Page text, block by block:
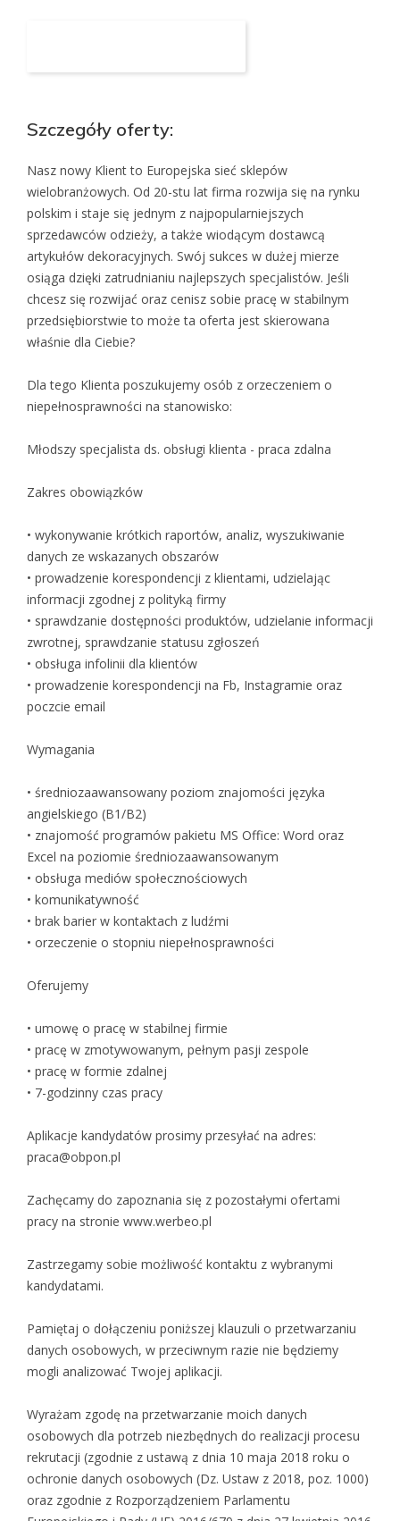
Szczegóły oferty:
Nasz nowy Klient to Europejska sieć sklepów
wielobranżowych. Od 20-stu lat firma rozwija się na rynku
polskim i staje się jednym z najpopularniejszych
sprzedawców odzieży, a także wiodącym dostawcą
artykułów dekoracyjnych. Swój sukces w dużej mierze
osiąga dzięki zatrudnianiu najlepszych specjalistów. Jeśli
chcesz się rozwijać oraz cenisz sobie pracę w stabilnym
przedsiębiorstwie to może ta oferta jest skierowana
właśnie dla Ciebie?
Dla tego Klienta poszukujemy osób z orzeczeniem o
niepełnosprawności na stanowisko:
Młodszy specjalista ds. obsługi klienta - praca zdalna
Zakres obowiązków
• wykonywanie krótkich raportów, analiz, wyszukiwanie
danych ze wskazanych obszarów
• prowadzenie korespondencji z klientami, udzielając
informacji zgodnej z polityką firmy
• sprawdzanie dostępności produktów, udzielanie informacji
zwrotnej, sprawdzanie statusu zgłoszeń
• obsługa infolinii dla klientów
• prowadzenie korespondencji na Fb, Instagramie oraz
poczcie email
Wymagania
• średniozaawansowany poziom znajomości języka
angielskiego (B1/B2)
• znajomość programów pakietu MS Office: Word oraz
Excel na poziomie średniozaawansowanym
• obsługa mediów społecznościowych
• komunikatywność
• brak barier w kontaktach z ludźmi
• orzeczenie o stopniu niepełnosprawności
Oferujemy
• umowę o pracę w stabilnej firmie
• pracę w zmotywowanym, pełnym pasji zespole
• pracę w formie zdalnej
• 7-godzinny czas pracy
Aplikacje kandydatów prosimy przesyłać na adres:
praca@obpon.pl
Zachęcamy do zapoznania się z pozostałymi ofertami
pracy na stronie www.werbeo.pl
Zastrzegamy sobie możliwość kontaktu z wybranymi
kandydatami.
Pamiętaj o dołączeniu poniższej klauzuli o przetwarzaniu
danych osobowych, w przeciwnym razie nie będziemy
mogli analizować Twojej aplikacji.
Wyrażam zgodę na przetwarzanie moich danych
osobowych dla potrzeb niezbędnych do realizacji procesu
rekrutacji (zgodnie z ustawą z dnia 10 maja 2018 roku o
ochronie danych osobowych (Dz. Ustaw z 2018, poz. 1000)
oraz zgodnie z Rozporządzeniem Parlamentu